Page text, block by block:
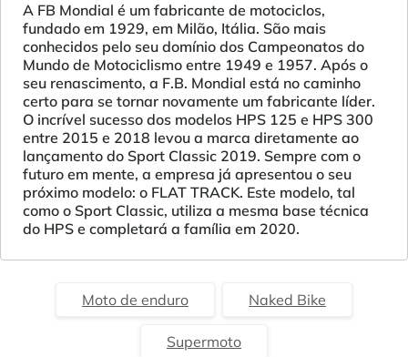
A FB Mondial é um fabricante de motociclos,
fundado em 1929, em Milão, Itália. São mais
conhecidos pelo seu domínio dos Campeonatos do
Mundo de Motociclismo entre 1949 e 1957. Após o
seu renascimento, a F.B. Mondial está no caminho
certo para se tornar novamente um fabricante líder.
O incrível sucesso dos modelos HPS 125 e HPS 300
entre 2015 e 2018 levou a marca diretamente ao
lançamento do Sport Classic 2019. Sempre com o
futuro em mente, a empresa já apresentou o seu
próximo modelo: o FLAT TRACK. Este modelo, tal
como o Sport Classic, utiliza a mesma base técnica
do HPS e completará a família em 2020.
Moto de enduro Naked Bike
Supermoto